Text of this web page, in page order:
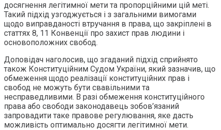
досягнення легітимної мети та пропорційними цій меті.
Такий підхід узгоджується і з загальними вимогами
щодо виправданості втручання в права, що закріплені в
статтях 8, 11 Конвенції про захист прав людини і
основоположних свобод.
Доповідач наголосив, що згаданий підхід сприйнято
також Конституційним Судом України, який зазначив, що
обмеження щодо реалізації конституційних прав і
свобод не можуть бути свавільними та
несправедливими. В разі обмеження конституційного
права або свободи законодавець зобов’язаний
запровадити таке правове регулювання, яке дасть
можливість оптимально досягти легітимної мети.